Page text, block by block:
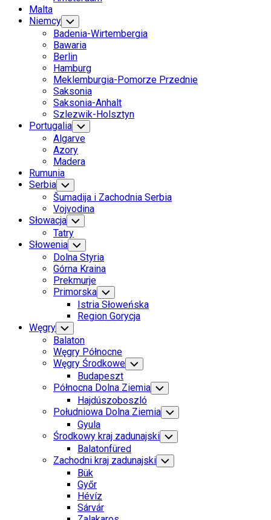
Menu
Malta
Niemcy Toggle
Child
Menu
Badenia-Wirtembergia
Bawaria
Berlin
Hamburg
Meklemburgia-Pomorze Przednie
Saksonia
Saksonia-Anhalt
Szlezwik-Holsztyn
Portugalia Toggle
Child
Menu
Algarve
Azory
Madera
Rumunia
Serbia Toggle
Child
Menu
Šumadija i Zachodnia Serbia
Vojvodina
Słowacja Toggle
Child
Menu
Tatry
Słowenia Toggle
Child
Menu
Dolna Styria
Górna Kraina
Prekmurje
Primorska Toggle
Child
Menu
Istria Słoweńska
Region Gorycja
Węgry Toggle
Child
Menu
Balaton
Węgry Północne
Węgry Środkowe Toggle
Child
Menu
Budapeszt
Północna Dolna Ziemia Toggle
Child
Menu
Hajdúszoboszló
Południowa Dolna Ziemia Toggle
Child
Menu
Gyula
Środkowy kraj zadunajski Toggle
Child
Menu
Balatonfüred
Zachodni kraj zadunajski Toggle
Child
Bük
Győr
Hévíz
Sárvár